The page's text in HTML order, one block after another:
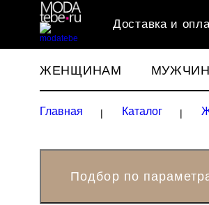
Доставка и
ЖЕНЩИНАМ
Главная Каталог